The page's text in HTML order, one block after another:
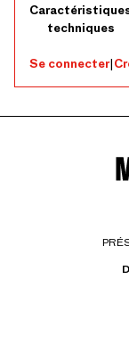
techniques
Se connecter|